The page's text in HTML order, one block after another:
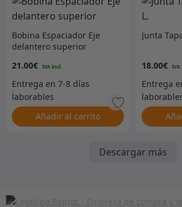
Bobina Espaciador Eje
delantero superior
21.00€
Añadir al carrito
Junta
18.00€
Descargar más